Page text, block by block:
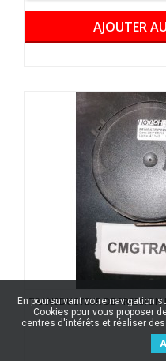
AJOUTER
TRANSDUCTEUR DE
En poursuivant votre navigation
Cookies pour vous proposer
centres d'intérêts et réaliser